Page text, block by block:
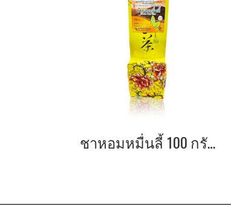
ชาหอมหมื่นลี้ 100 กรัม